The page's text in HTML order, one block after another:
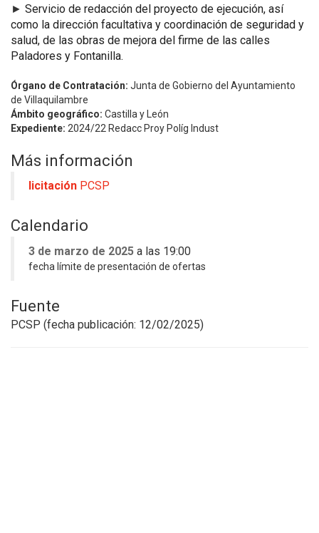
► Servicio de redacción del proyecto de ejecución, así
como la dirección facultativa y coordinación de seguridad y
salud, de las obras de mejora del firme de las calles
Paladores y Fontanilla.
Órgano de Contratación: Junta de Gobierno del Ayuntamiento
de Villaquilambre
Ámbito geográfico: Castilla y León
Expediente: 2024/22 Redacc Proy Políg Indust
Más información
licitación PCSP
Calendario
3 de marzo de 2025 a las 19:00
fecha límite de presentación de ofertas
Fuente
PCSP (fecha publicación: 12/02/2025)